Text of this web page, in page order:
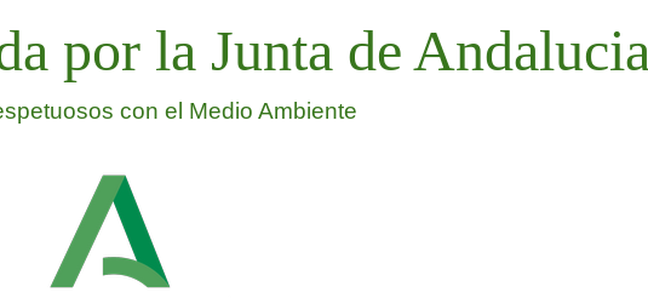
por la Junta de Andalucia
con el Medio Ambiente